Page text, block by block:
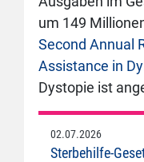
um 149
Second Annual
Assistance in
Dystopie ist
02.07.2026
Sterbehilfe-